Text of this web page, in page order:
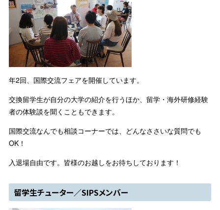
年2回、国際交流フェアを開催しています。
交換留学生が自分の大学の紹介を行うほか、留学・海外研修経験
者の体験談を聞くこともできます。
国際交流なんでも相談コーナーでは、どんなささいな質問でも
OK！
入退場自由です。皆様のお越しをお待ちしております！
留学生チューター／SIPSメンバー